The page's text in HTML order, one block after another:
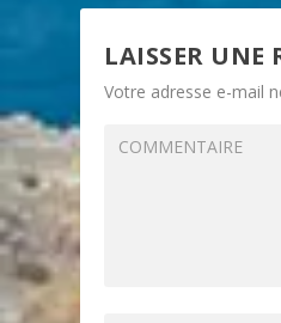
LAISSER UNE
Votre adresse e-mail